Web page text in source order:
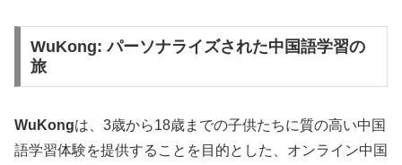
WuKong: パーソナライズされた中国語学習の
旅
WuKongは、3歳から18歳までの子供たちに質の高い中国
語学習体験を提供することを目的とした、オンライン中国